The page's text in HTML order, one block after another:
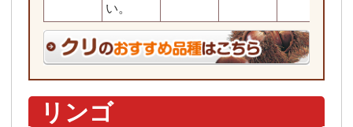
い。
リンゴ